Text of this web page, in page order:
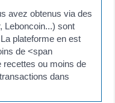
avez obtenus via des
Leboncoin...) sont
plateforme en est
de <span
recettes ou moins de
dans